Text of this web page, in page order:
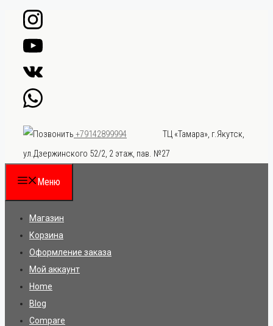
Перейти
содержимому
+79142899994
ТЦ «Тамара», г.Якутск,
ул.Дзержинского 52/2, 2 этаж, пав. №27
Меню
Магазин
Корзина
Оформление заказа
Мой аккаунт
Home
Blog
Compare